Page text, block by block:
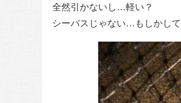
全然引かないし…軽い？
シーバスじゃない…もしかし